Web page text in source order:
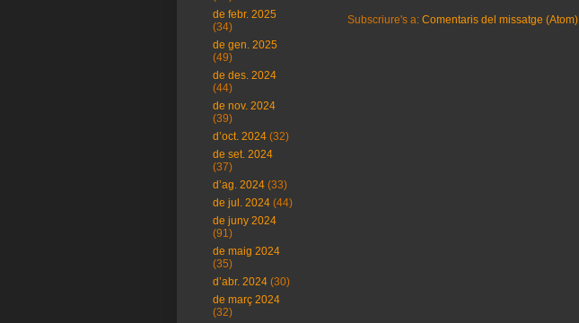
Subscriure's a: Comentaris del missatge (Atom)
de febr. 2025
(34)
de gen. 2025
(49)
de des. 2024
(44)
de nov. 2024
(39)
d’oct. 2024 (32)
de set. 2024
(37)
d’ag. 2024 (33)
de jul. 2024 (44)
de juny 2024
(91)
de maig 2024
(35)
d’abr. 2024 (30)
de març 2024
(32)